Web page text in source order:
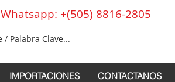
Whatsapp: +(505) 8816-2805
IMPORTACIONES CONTACTANOS